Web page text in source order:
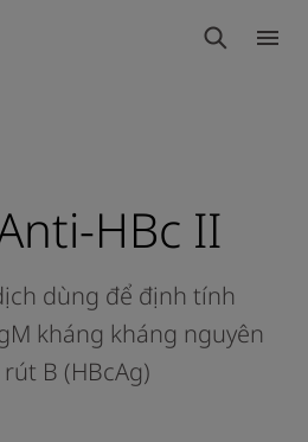
Tìm
HBc II
dùng để định tính
kháng kháng nguyên
B (HBcAg)